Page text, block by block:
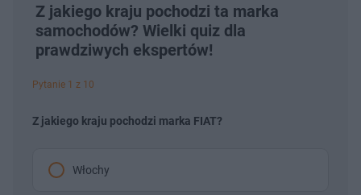
Z jakiego kraju pochodzi ta marka
samochodów? Wielki quiz dla
prawdziwych ekspertów!
Pytanie 1 z 10
Z jakiego kraju pochodzi marka FIAT?
Włochy